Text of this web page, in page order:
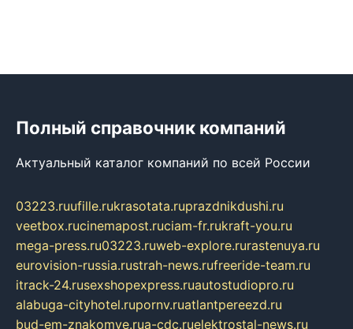
Полный справочник компаний
Актуальный каталог компаний по всей России
03223.ruufille.rukrasotata.ruprazdnikdushi.ru
veetbox.rucinemapost.ruciam-fr.rukraft-you.ru
mega-press.ru03223.ruweb-explore.rurastenuya.ru
eurovision-russia.rustrah-news.rufreeride-team.ru
itrack-24.rusexshopexpress.ruautostudiopro.ru
alabuga-cityhotel.rupornv.ruatlantpereezd.ru
bud-em-znakomye.rua-cdc.ruelektrostal-news.ru